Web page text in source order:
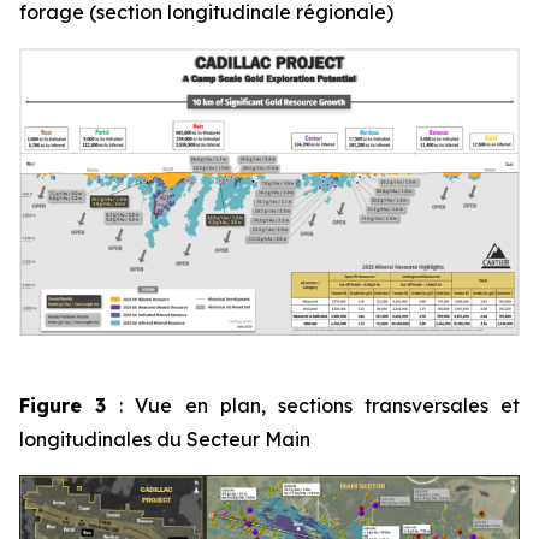
forage (section longitudinale régionale)
Figure 3 : Vue en plan, sections transversales et
longitudinales du Secteur Main